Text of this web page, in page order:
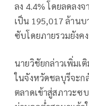
ลง 4.4% โดยลดลง
เป็น 195,017 ล้าน
ซับโดยภายรวมยังค
นายวิชัยกล่าวเพิ่มเ
ในจังหวัดชลบุรีจะก
ตลาดเข้าสู่สภาวะซ